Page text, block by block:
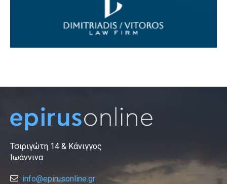
Τσιριγώτη 14 & Κάνιγγος
Ιωάννινα
info@epirusonline.gr